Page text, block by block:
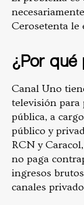
Cerosetenta le
¿Por qué
Canal Uno
televisión para
pública, a
público y
RCN y
no paga
ingresos
canales